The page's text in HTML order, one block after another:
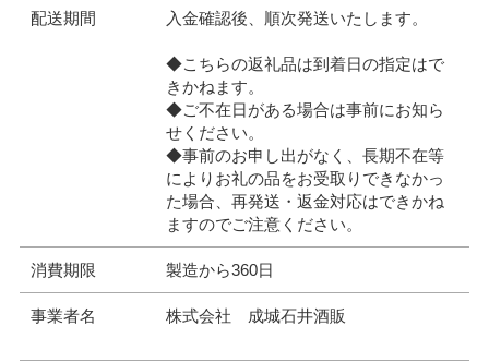
配送期間 入金確認後、順次発送いたします。
◆こちらの返礼品は到着日の指定はで
きかねます。
◆ご不在日がある場合は事前にお知ら
せください。
◆事前のお申し出がなく、長期不在等
によりお礼の品をお受取りできなかっ
た場合、再発送・返金対応はできかね
ますのでご注意ください。
消費期限 製造から360日
事業者名 株式会社 成城石井酒販